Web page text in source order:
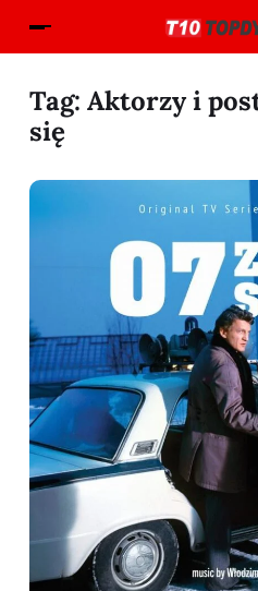
Tag: Aktorzy i
się